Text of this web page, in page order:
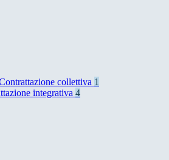
collettiva 1
integrativa 4